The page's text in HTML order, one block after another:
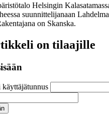
Helsingin
suunnittelijanaan
on Skanska.
on tilaajille
käyttäjätunnus